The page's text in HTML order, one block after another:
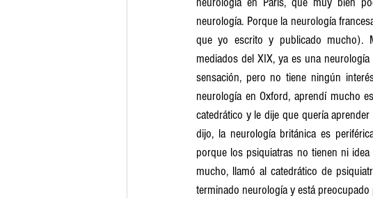
neurología. Porque la neurología
que yo escrito y publicado mucho).
mediados del XIX, ya es una
sensación, pero no tiene ningún
neurología en Oxford, aprendí mucho
catedrático y le dije que quería
dijo, la neurología británica es
porque los psiquiatras no tienen ni
mucho, llamó al catedrático de
terminado neurología y está